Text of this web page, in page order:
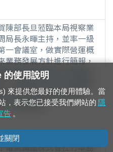
陳部長旦蒞臨本局視察業
局長永暉主持，並率一級
一會議室，做實際營運概
業務發展方針進行簡報，
除和本局各單位主管進行
，並期勉本局同仁賡續努
行車安全及旅客服務品
升營運績效。
電氣鐵道株式會社竹本勝
使用說明
來提供您最好的使用體驗。當
，表示您已接受我們網站的 隱
告 。
關閉